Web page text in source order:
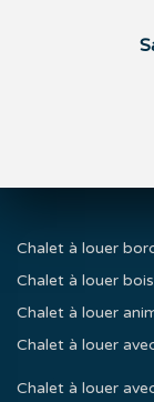
Chalet à louer
Chalet à louer
Chalet à louer
Chalet à louer
Chalet à louer